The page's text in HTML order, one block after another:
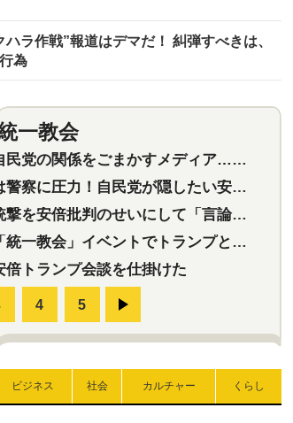
ラ作戦”報道はデマだ！ 糾弾すべきは、
為
一教会
をごまかすメディア…民放は有田芳生に発言自粛を要求
力！自民党が隠したい安倍元首相と統一教会の深い関係
批判のせいにして「言論封殺」に利用する自民党応援団
」イベントでトランプと演説！同性婚や夫婦別姓を攻撃
倍トランプ会談を仕掛けた
ビジネス 社会 カルチャー くらし